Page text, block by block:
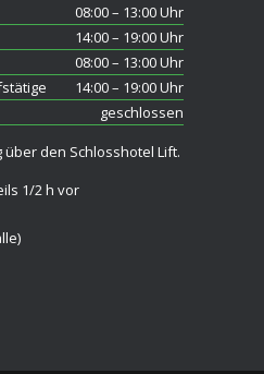
08:00 – 13:00 Uhr
14:00 – 19:00 Uhr
08:00 – 13:00 Uhr
14:00 – 19:00 Uhr
geschlossen
den Schlosshotel Lift.
1/2 h vor